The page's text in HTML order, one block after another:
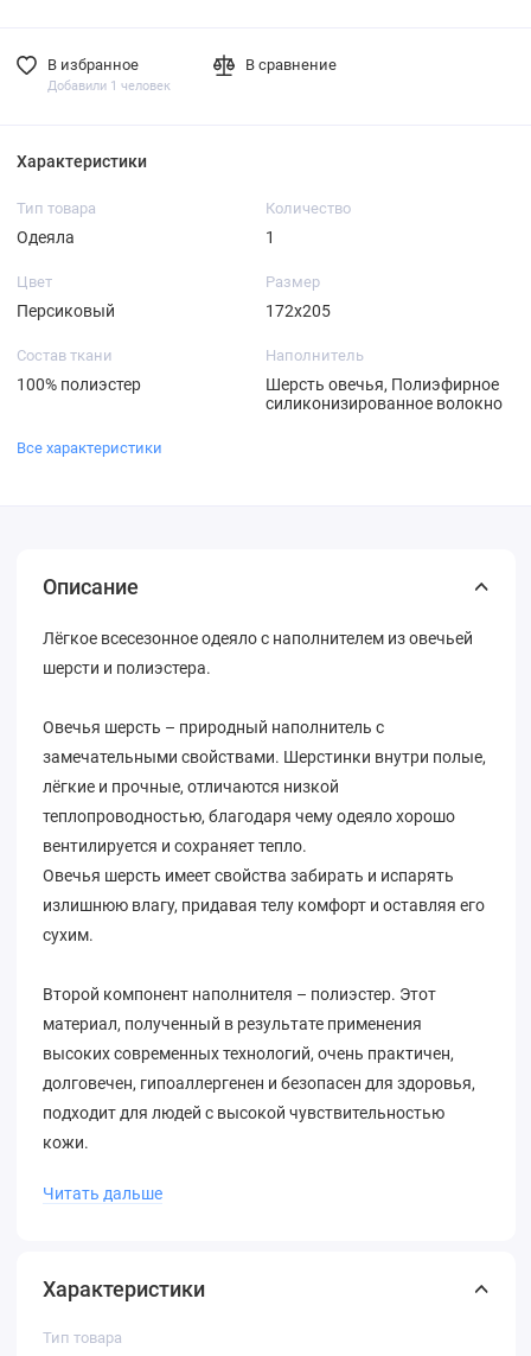
В избранное
Добавили 1 человек
В сравнение
Характеристики
Тип товара
Одеяла
Количество
1
Цвет
Персиковый
Размер
172х205
Состав ткани
100% полиэстер
Наполнитель
Шерсть овечья, Полиэфирное
силиконизированное волокно
Все характеристики
Описание
Лёгкое всесезонное одеяло с наполнителем из овечьей
шерсти и полиэстера.
Овечья шерсть – природный наполнитель с
замечательными свойствами. Шерстинки внутри полые,
лёгкие и прочные, отличаются низкой
теплопроводностью, благодаря чему одеяло хорошо
вентилируется и сохраняет тепло.
Овечья шерсть имеет свойства забирать и испарять
излишнюю влагу, придавая телу комфорт и оставляя его
сухим.
Второй компонент наполнителя – полиэстер. Этот
материал, полученный в результате применения
высоких современных технологий, очень практичен,
долговечен, гипоаллергенен и безопасен для здоровья,
подходит для людей с высокой чувствительностью
кожи.
Одеяло поддерживает оптимальные климатические
Стеганый узор не только украшает одеяло, но также
не позволяя ему сбиваться в комки.
Читать дальше
Характеристики
Тип товара